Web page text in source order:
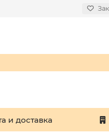
и доставка